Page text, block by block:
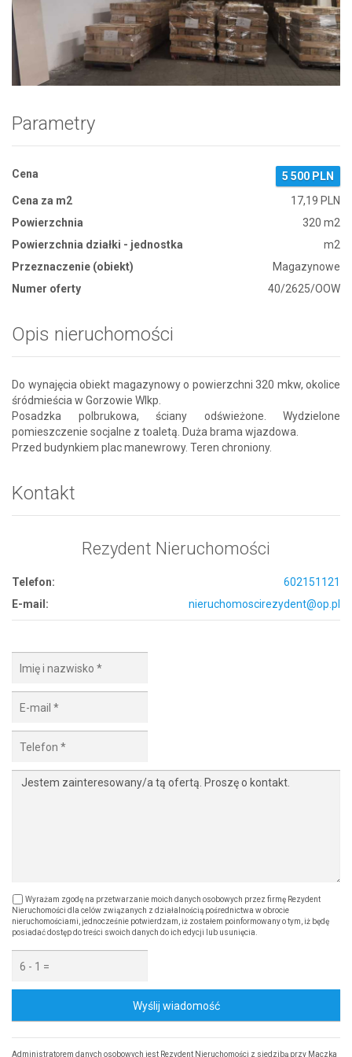
Zdjęcie 1
Parametry
Cena
5 500 PLN
Cena za m2
17,19 PLN
Powierzchnia
320 m2
Powierzchnia działki - jednostka
m2
Przeznaczenie (obiekt)
Magazynowe
Numer oferty
40/2625/OOW
Opis nieruchomości
Do wynajęcia obiekt magazynowy o powierzchni 320 mkw, okolice
śródmieścia w Gorzowie Wlkp.
Posadzka polbrukowa, ściany odświeżone. Wydzielone
pomieszczenie socjalne z toaletą. Duża brama wjazdowa.
Przed budynkiem plac manewrowy. Teren chroniony.
Kontakt
Rezydent Nieruchomości
Telefon:
602151121
E-mail:
nieruchomoscirezydent@op.pl
Wyrażam zgodę na przetwarzanie moich danych osobowych przez firmę Rezydent
Nieruchomości dla celów związanych z działalnością pośrednictwa w obrocie
nieruchomościami, jednocześnie potwierdzam, iż zostałem poinformowany o tym, iż będę
posiadać dostęp do treści swoich danych do ich edycji lub usunięcia.
Wyślij wiadomość
Administratorem danych osobowych jest Rezydent Nieruchomości z siedzibą przy Maczka